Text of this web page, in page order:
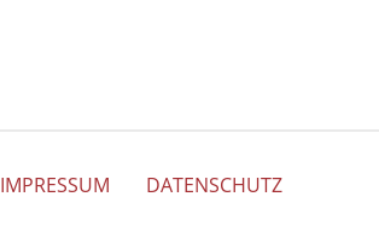
IMPRESSUM DATENSCHUTZ